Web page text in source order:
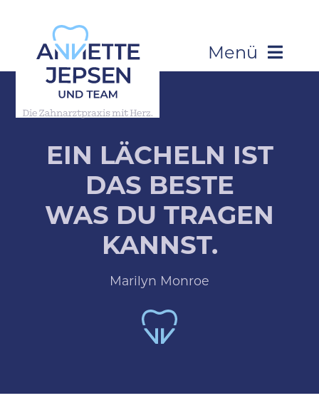
Menü
Startseite
Über Uns
Leistungen
Patienteninformation
Kontakt
Jobs
EIN LÄCHELN IST
DAS BESTE
WAS DU TRAGEN
KANNST.
Marilyn Monroe